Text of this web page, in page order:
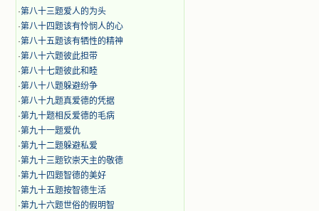
·第八十三题爱人的为头
·第八十四题该有怜悯人的心
·第八十五题该有牺性的精神
·第八十六题彼此担带
·第八十七题彼此和睦
·第八十八题躲避纷争
·第八十九题真爱德的凭据
·第九十题相反爱德的毛病
·第九十一题爱仇
·第九十二题躲避私爱
·第九十三题钦崇天主的敬德
·第九十四题智德的美好
·第九十五题按智德生活
·第九十六题世俗的假明智